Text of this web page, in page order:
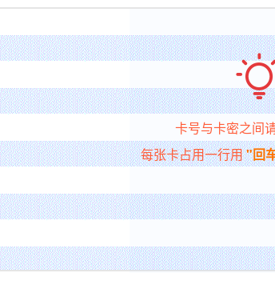
卡号与卡密之间
每张卡占用一行用"回